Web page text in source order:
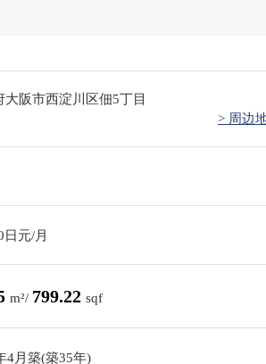
大阪市西淀川区佃5丁目
> 周边
日元/月
m²/ 799.22 sqf
4月築(築35年)